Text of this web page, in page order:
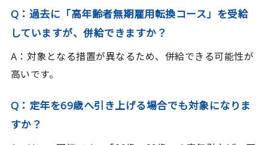
Q：過去に「高年齢者無期雇用転換コース」を受給
していますが、併給できますか？
A：対象となる措置が異なるため、併給できる可能性が
高いです。
Q：定年を69歳へ引き上げる場合でも対象になりま
すか？